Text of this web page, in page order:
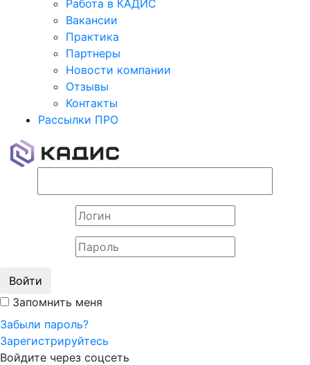
Работа в КАДИС
Вакансии
Практика
Партнеры
Новости компании
Отзывы
Контакты
Рассылки ПРО
Войти
Запомнить меня
Забыли пароль?
Зарегистрируйтесь
Войдите через соцсеть